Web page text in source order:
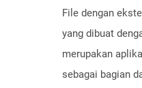
File dengan
yang dibuat
merupakan
sebagai bagian